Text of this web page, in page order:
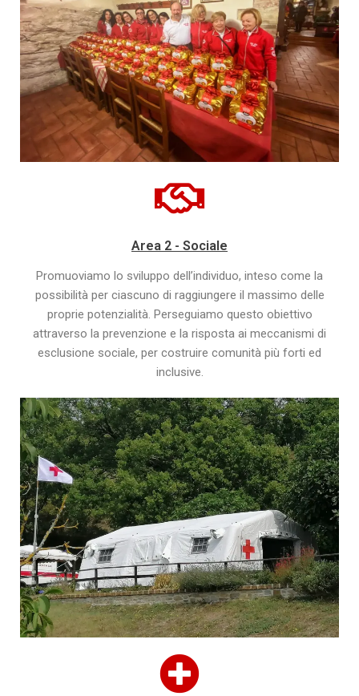
Area 2 - Sociale
Promuoviamo lo sviluppo dell’individuo, inteso come la
possibilità per ciascuno di raggiungere il massimo delle
proprie potenzialità. Perseguiamo questo obiettivo
attraverso la prevenzione e la risposta ai meccanismi di
esclusione sociale, per costruire comunità più forti ed
inclusive.